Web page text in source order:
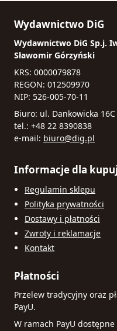
Wydawnictwo DiG
Wydawnictwo DiG Sp.j.
Sławomir Górzyński
KRS: 0000079878
REGON: 012509970
NIP: 526-005-70-11
Biuro: ul. Dankowicka
tel.: +48 22 8390838
e-mail: biuro@dig.pl
Informacje dla
Regulamin sklepu
Polityka prywatności
Dostawy i płatności
Zwroty i reklamacje
Kontakt
Płatności
Przelew tradycyjny oraz
PayU.
W ramach PayU